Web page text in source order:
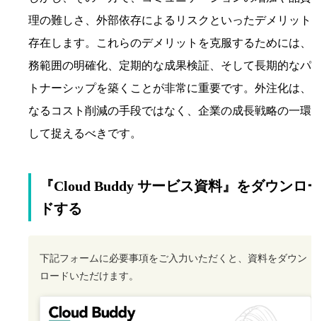
理の難しさ、外部依存によるリスクといったデメリット
存在します。これらのデメリットを克服するためには、
務範囲の明確化、定期的な成果検証、そして長期的なパ
トナーシップを築くことが非常に重要です。外注化は、
なるコスト削減の手段ではなく、企業の成長戦略の一環
して捉えるべきです。
『Cloud Buddy サービス資料』をダウンロ
ドする
下記フォームに必要事項をご入力いただくと、資料をダウン
ロードいただけます。